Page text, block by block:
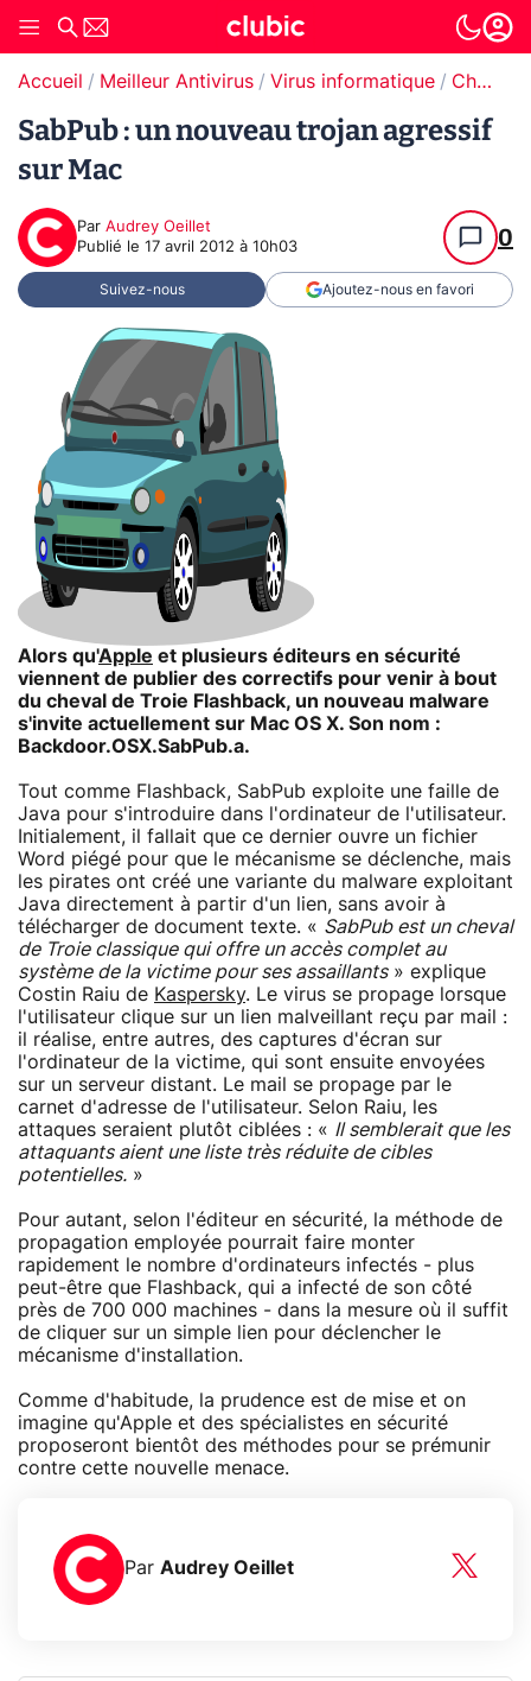
Accueil Meilleur Antivirus Virus informatique Cheval de Troie (Trojan)
SabPub : un nouveau trojan agressif
sur Mac
Par Audrey Oeillet
Publié le 17 avril 2012 à 10h03 0
Suivez-nous Ajoutez-nous en favori
Alors qu'Apple et plusieurs éditeurs en sécurité
viennent de publier des correctifs pour venir à bout
du cheval de Troie Flashback, un nouveau malware
s'invite actuellement sur Mac OS X. Son nom :
Backdoor.OSX.SabPub.a.
Tout comme Flashback, SabPub exploite une faille de
Java pour s'introduire dans l'ordinateur de l'utilisateur.
Initialement, il fallait que ce dernier ouvre un fichier
Word piégé pour que le mécanisme se déclenche, mais
les pirates ont créé une variante du malware exploitant
Java directement à partir d'un lien, sans avoir à
télécharger de document texte. « SabPub est un cheval
de Troie classique qui offre un accès complet au
système de la victime pour ses assaillants» explique
Costin Raiu de Kaspersky. Le virus se propage lorsque
l'utilisateur clique sur un lien malveillant reçu par mail :
il réalise, entre autres, des captures d'écran sur
l'ordinateur de la victime, qui sont ensuite envoyées
sur un serveur distant. Le mail se propage par le
carnet d'adresse de l'utilisateur. Selon Raiu, les
attaques seraient plutôt ciblées : « Il semblerait que les
attaquants aient une liste très réduite de cibles
potentielles. »
Pour autant, selon l'éditeur en sécurité, la méthode de
propagation employée pourrait faire monter
rapidement le nombre d'ordinateurs infectés - plus
peut-être que Flashback, qui a infecté de son côté
près de 700 000 machines - dans la mesure où il suffit
de cliquer sur un simple lien pour déclencher le
mécanisme d'installation.
Comme d'habitude, la prudence est de mise et on
imagine qu'Apple et des spécialistes en sécurité
proposeront bientôt des méthodes pour se prémunir
contre cette nouvelle menace.
Par Audrey Oeillet